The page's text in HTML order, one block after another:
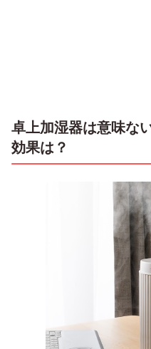
卓上加湿器は意味な
効果は？